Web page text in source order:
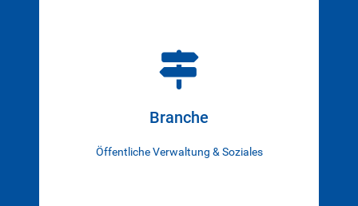
Branche
Öffentliche Verwaltung & Soziales